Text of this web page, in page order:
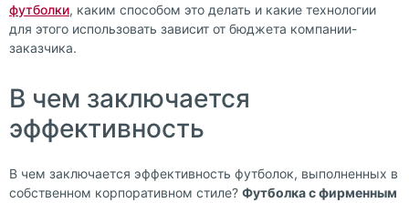
футболки, каким способом это делать и какие технологии
для этого использовать зависит от бюджета компании-
заказчика.
В чем заключается
эффективность
В чем заключается эффективность футболок, выполненных в
собственном корпоративном стиле? Футболка с фирменным